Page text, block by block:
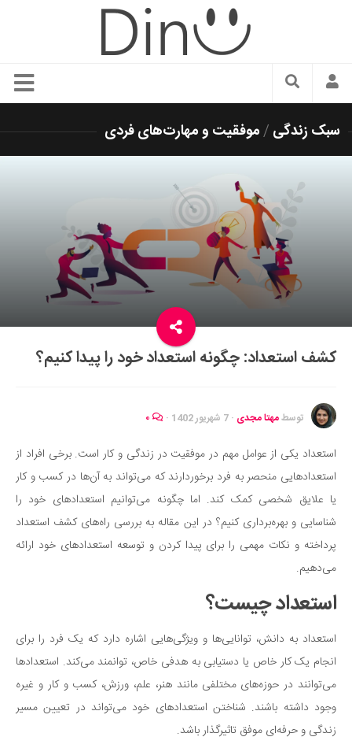
سبک زندگی
شیک پوشی
دکوراسیون و چیدمان
رستوران گردی
آشپزی
سفر و گردشگری
ایران گردی
رابطه، عشق و ازدواج
سلامت
تغذیه سالم
بهداشت
بیماری و درمان
کودک و مادر
ورزش و تندرستی
مراکز پزشکی و دارویی
فرهنگ و هنر
سینما و تئاتر
تلویزیون
سبک زندگی /موفقیت و مهارت‌های فردی
کشف استعداد: چگونه استعداد خود را پیدا کنیم؟
توسطمهتا مجدی · 7 شهریور 1402 ·
استعداد یکی از عوامل مهم در موفقیت در زندگی و کار است. برخی افراد از
استعدادهایی منحصر به فرد برخوردارند که می‌تواند به آن‌ها در کسب و کار
یا علایق شخصی کمک کند. اما چگونه می‌توانیم استعدادهای خود را
شناسایی و بهره‌برداری کنیم؟ در این مقاله به بررسی راه‌های کشف استعداد
پرداخته و نکات مهمی را برای پیدا کردن و توسعه استعدادهای خود ارائه
می‌دهیم.
استعداد چیست؟
استعداد به دانش، توانایی‌ها و ویژگی‌هایی اشاره دارد که یک فرد را برای
انجام یک کار خاص یا دستیابی به هدفی خاص، توانمند می‌کند. استعدادها
می‌توانند در حوزه‌های مختلفی مانند هنر، علم، ورزش، کسب و کار و غیره
وجود داشته باشند. شناختن استعدادهای خود می‌تواند در تعیین مسیر
زندگی و حرفه‌ای موفق تاثیرگذار باشد.